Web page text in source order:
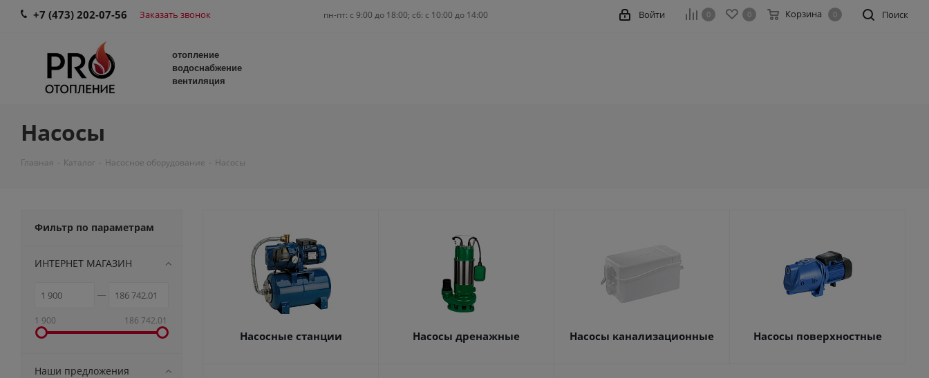
+7 (473) 202-07-56 Заказать звонок пн-пт: c 9:00 до 18:00; сб: с 10:00 до 14:00 Поиск
0 0 Корзина 0
Войти
отопление
водоснабжение
вентиляция
Насосы
Главная - Каталог - Насосное оборудование - Насосы
Насосные станции Насосы дренажные Насосы канализационные Насосы поверхностные
Фильтр по параметрам
ИНТЕРНЕТ МАГАЗИН
1 900 186 742.01
Наши предложения